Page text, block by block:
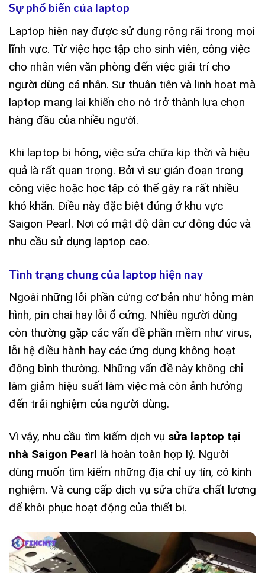
Sự phổ biến của laptop
Laptop hiện nay được sử dụng rộng rãi trong mọi
lĩnh vực. Từ việc học tập cho sinh viên, công việc
cho nhân viên văn phòng đến việc giải trí cho
người dùng cá nhân. Sự thuận tiện và linh hoạt mà
laptop mang lại khiến cho nó trở thành lựa chọn
hàng đầu của nhiều người.
Khi laptop bị hỏng, việc sửa chữa kịp thời và hiệu
quả là rất quan trọng. Bởi vì sự gián đoạn trong
công việc hoặc học tập có thể gây ra rất nhiều
khó khăn. Điều này đặc biệt đúng ở khu vực
Saigon Pearl. Nơi có mật độ dân cư đông đúc và
nhu cầu sử dụng laptop cao.
Tình trạng chung của laptop hiện nay
Ngoài những lỗi phần cứng cơ bản như hỏng màn
hình, pin chai hay lỗi ổ cứng. Nhiều người dùng
còn thường gặp các vấn đề phần mềm như virus,
lỗi hệ điều hành hay các ứng dụng không hoạt
động bình thường. Những vấn đề này không chỉ
làm giảm hiệu suất làm việc mà còn ảnh hưởng
đến trải nghiệm của người dùng.
Vì vậy, nhu cầu tìm kiếm dịch vụ sửa laptop tại
nhà Saigon Pearl là hoàn toàn hợp lý. Người
dùng muốn tìm kiếm những địa chỉ uy tín, có kinh
nghiệm. Và cung cấp dịch vụ sửa chữa chất lượng
để khôi phục hoạt động của thiết bị.